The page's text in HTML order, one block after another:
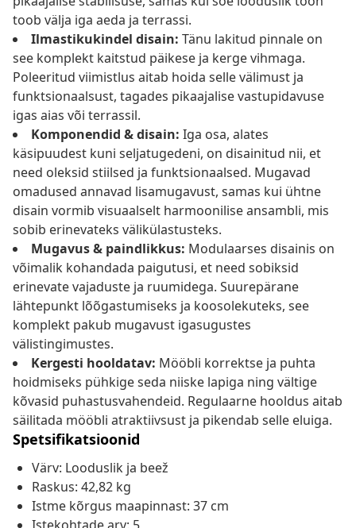
toob välja iga aeda ja terrassi.
Ilmastikukindel disain: Tänu lakitud pinnale on
see komplekt kaitstud päikese ja kerge vihmaga.
Poleeritud viimistlus aitab hoida selle välimust ja
funktsionaalsust, tagades pikaajalise vastupidavuse
igas aias või terrassil.
Komponendid & disain: Iga osa, alates
käsipuudest kuni seljatugedeni, on disainitud nii, et
need oleksid stiilsed ja funktsionaalsed. Mugavad
omadused annavad lisamugavust, samas kui ühtne
disain vormib visuaalselt harmoonilise ansambli, mis
sobib erinevateks välikülastusteks.
Mugavus & paindlikkus: Modulaarses disainis on
võimalik kohandada paigutusi, et need sobiksid
erinevate vajaduste ja ruumidega. Suurepärane
lähtepunkt lõõgastumiseks ja koosolekuteks, see
komplekt pakub mugavust igasugustes
välistingimustes.
Kergesti hooldatav: Mööbli korrektse ja puhta
hoidmiseks pühkige seda niiske lapiga ning vältige
kõvasid puhastusvahendeid. Regulaarne hooldus aitab
säilitada mööbli atraktiivsust ja pikendab selle eluiga.
Spetsifikatsioonid
Värv: Looduslik ja beež
Raskus: 42,82 kg
Istme kõrgus maapinnast: 37 cm